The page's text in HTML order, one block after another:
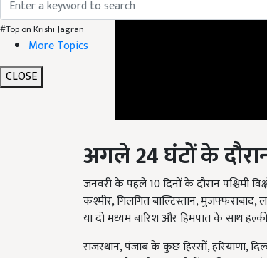
#Top on Krishi Jagran
More Topics
CLOSE
अगले 24घंटों के
जनवरी के पहले 10 दिनों के दौरान पश्चिमी
कश्मीर, गिलगित बाल्टिस्तान,
या दो मध्यम बारिश और हिमपात के साथ
तमिलनाडु के तटीय इलाकों में हल्की बारिश